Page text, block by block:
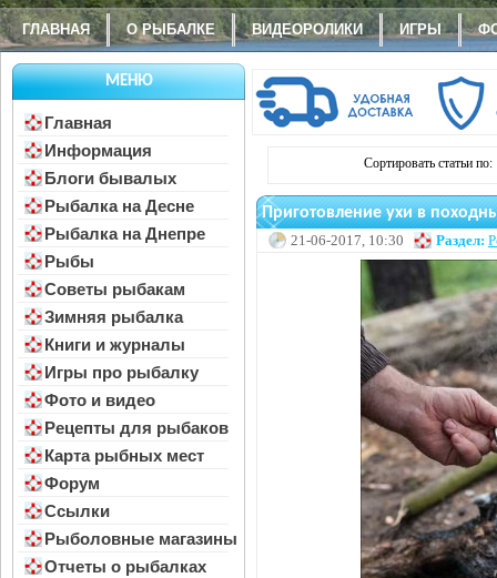
ГЛАВНАЯ О РЫБАЛКЕ ВИДЕОРОЛИКИ ИГРЫ
МЕНЮ
Главная
Информация
Блоги бывалых
Рыбалка на Десне
Рыбалка на Днепре
Рыбы
Советы рыбакам
Зимняя рыбалка
Книги и журналы
Игры про рыбалку
Фото и видео
Рецепты для рыбаков
Карта рыбных мест
Форум
Ссылки
Рыболовные магазины
Отчеты о рыбалках
Сортировать статьи по:
Приготовление ухи в
21-06-2017, 10:30 Раздел: